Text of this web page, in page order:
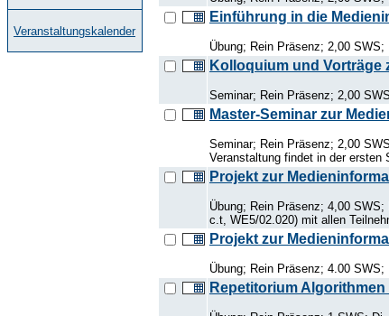
Veranstaltungskalender
Einführung in die
Übung; Rein Präsenz; 2,00 SWS;
Kolloquium und Vorträge
Seminar; Rein Präsenz; 2,00
Master-Seminar zur
Seminar; Rein Präsenz; 2,00
Veranstaltung findet in der ersten
Projekt zur
Übung; Rein Präsenz; 4,00 SWS;
c.t, WE5/02.020) mit allen
Projekt zur
Übung; Rein Präsenz; 4.00
Repetitorium